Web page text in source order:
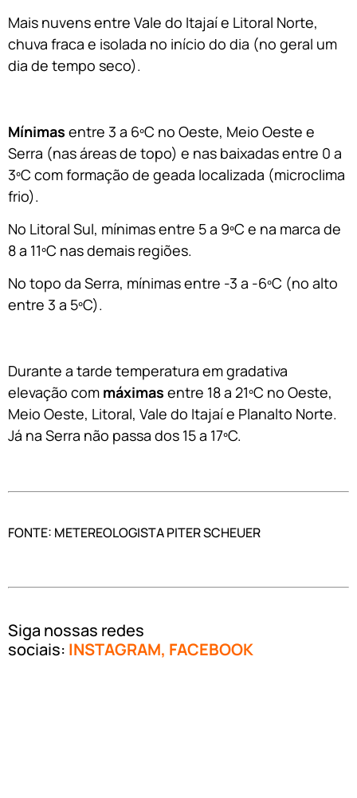
Mais nuvens entre Vale do Itajaí e Litoral Norte,
chuva fraca e isolada no início do dia (no geral um
dia de tempo seco).
Mínimas entre 3 a 6ºC no Oeste, Meio Oeste e
Serra (nas áreas de topo) e nas baixadas entre 0 a
3ºC com formação de geada localizada (microclima
frio).
No Litoral Sul, mínimas entre 5 a 9ºC e na marca de
8 a 11ºC nas demais regiões.
No topo da Serra, mínimas entre -3 a -6ºC (no alto
entre 3 a 5ºC).
Durante a tarde temperatura em gradativa
elevação com máximas entre 18 a 21ºC no Oeste,
Meio Oeste, Litoral, Vale do Itajaí e Planalto Norte.
Já na Serra não passa dos 15 a 17ºC.
FONTE: METEREOLOGISTA PITER SCHEUER
Siga nossas redes
sociais: INSTAGRAM, FACEBOOK